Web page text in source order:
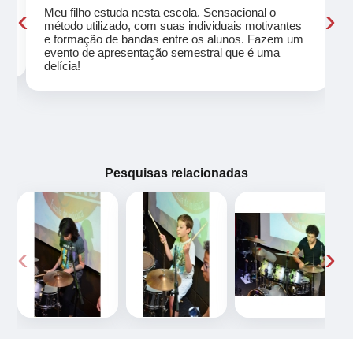
Meu filho estuda nesta escola. Sensacional o
método utilizado, com suas individuais motivantes
e formação de bandas entre os alunos. Fazem um
evento de apresentação semestral que é uma
delícia!
‹ ›
Pesquisas relacionadas
‹ ›